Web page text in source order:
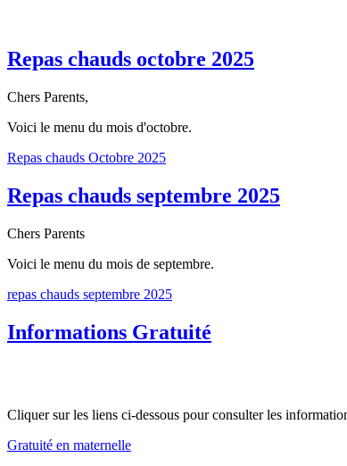
Repas chauds octobre 2025
Chers Parents,
Voici le menu du mois d'octobre.
Repas chauds Octobre 2025
Repas chauds septembre 2025
Chers Parents
Voici le menu du mois de septembre.
repas chauds septembre 2025
Informations Gratuité
Cliquer sur les liens ci-dessous pour consulter les
Gratuité en maternelle